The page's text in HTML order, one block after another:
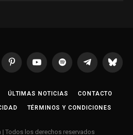
PinterestYouTubeSpotify Telegrama
ÚLTIMAS NOTICIAS CONTACTO
TÉRMINOS Y CONDICIONES
| Todos los derechos reservados